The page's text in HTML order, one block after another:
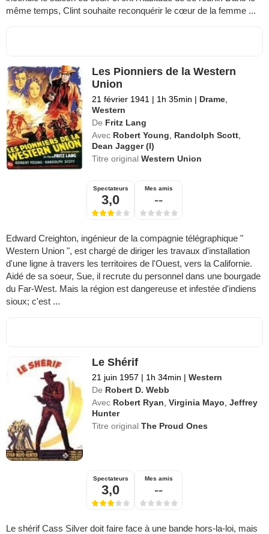
même temps, Clint souhaite reconquérir le cœur de la femme ...
Les Pionniers de la Western
Union
21 février 1941 | 1h 35min | Drame,
Western
De Fritz Lang
Avec Robert Young, Randolph Scott,
Dean Jagger (I)
Titre originalWestern Union
Spectateurs
3,0
Mes amis
--
Edward Creighton, ingénieur de la compagnie télégraphique "
Western Union ", est chargé de diriger les travaux d'installation
d'une ligne à travers les territoires de l'Ouest, vers la Californie.
Aidé de sa soeur, Sue, il recrute du personnel dans une bourgade
du Far-West. Mais la région est dangereuse et infestée d'indiens
sioux; c'est ...
Le Shérif
21 juin 1957 | 1h 34min | Western
De Robert D. Webb
Avec Robert Ryan ,Virginia Mayo ,Jeffrey
Hunter
Titre originalThe Proud Ones
Spectateurs
3,0
Mes amis
--
Le shérif Cass Silver doit faire face à une bande hors-la-loi, mais